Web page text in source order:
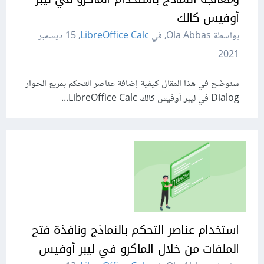
أوفيس كالك
بواسطة Ola Abbas، في LibreOffice Calc،
15 ديسمبر
2021
سنوضَح في هذا المقال كيفية إضافة عناصر التحكم بمربع الحوار
Dialog في ليبر أوفيس كالك LibreOffice Calc...
استخدام عناصر التحكم بالنماذج ونافذة فتح
الملفات من خلال الماكرو في ليبر أوفيس